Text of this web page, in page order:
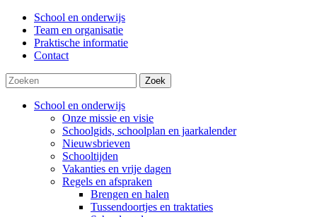
School en onderwijs
Team en organisatie
Praktische informatie
Contact
Zoek
School en onderwijs
Onze missie en visie
Schoolgids, schoolplan en jaarkalender
Nieuwsbrieven
Schooltijden
Vakanties en vrije dagen
Regels en afspraken
Brengen en halen
Tussendoortjes en traktaties